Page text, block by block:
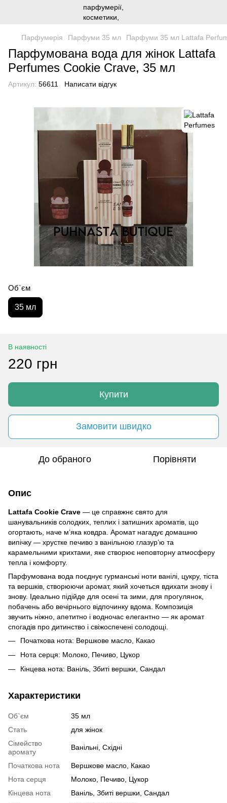
Парфумерія Парфуми 35 мл Парфуми 35 мл Lattafa
Парфумована вода для жінок Lattafa
Perfumes Cookie Crave, 35 мл
Артикул: 56611 Написати відгук
Об`єм
35 мл
В наявності
220 грн
Купити
Замовити швидко
До обраного Порівняти
Опис
Lattafa Cookie Crave — це справжнє свято для
шанувальників солодких, теплих і затишних ароматів, що
огортають, наче м’яка ковдра. Аромат нагадує домашню
випічку — хрустке печиво з ванільною глазур’ю та
карамельними крихтами, яке створює неповторну атмосферу
тепла і комфорту.
Парфумована вода поєднує гурманські ноти ванілі, цукру, тіста
та вершків, створюючи аромат, який хочеться вдихати знову і
знову. Ідеально підійде для осені та зими, для прогулянок,
побачень або вечірнього відпочинку вдома. Композиція
звучить ніжно, апетитно і водночас елегантно — як аромат
спогадів про дитинство і свіжоспечені солодощі.
Початкова нота: Вершкове масло, Какао
Нота серця: Молоко, Печиво, Цукор
Кінцева нота: Ваніль, Збиті вершки, Сандал
Характеристики
Об`єм
35 мл
Стать
для жінок
Сімейство
аромату
Ванільні, Східні
Початкова нота
Вершкове масло, Какао
Нота серця
Молоко, Печиво, Цукор
Кінцева нота
Ваніль, Збиті вершки, Сандал